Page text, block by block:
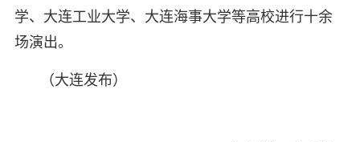
学、大连工业大学、大连海事大学等高校进行十余
场演出。
（大连发布）